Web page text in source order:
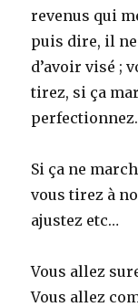
revenus qui
puis dire, il
d’avoir visé ;
tirez, si ça
perfectionnez.
Si ça ne
vous tirez à
ajustez etc…
Vous allez
Vous allez